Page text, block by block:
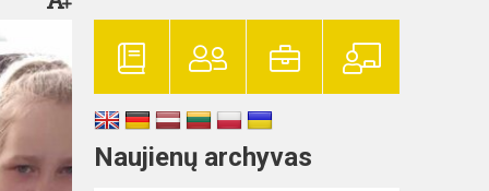
Naujienų archyvas